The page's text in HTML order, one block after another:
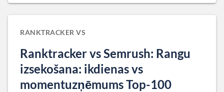
RANKTRACKER VS
Ranktracker vs Semrush: Rangu
izsekošana: ikdienas vs
momentuzņēmums Top-100